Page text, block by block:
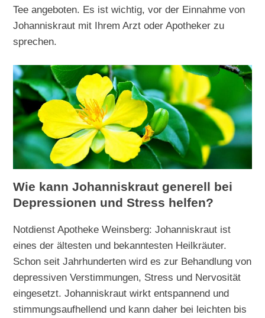
Tee angeboten. Es ist wichtig, vor der Einnahme von
Johanniskraut mit Ihrem Arzt oder Apotheker zu
sprechen.
Wie kann Johanniskraut generell bei
Depressionen und Stress helfen?
Notdienst Apotheke Weinsberg: Johanniskraut ist
eines der ältesten und bekanntesten Heilkräuter.
Schon seit Jahrhunderten wird es zur Behandlung von
depressiven Verstimmungen, Stress und Nervosität
eingesetzt. Johanniskraut wirkt entspannend und
stimmungsaufhellend und kann daher bei leichten bis